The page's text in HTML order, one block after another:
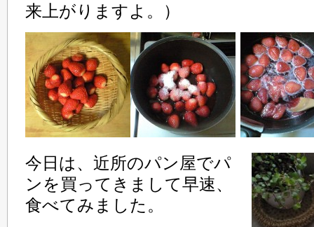
来上がりますよ。）
今日は、近所のパン屋でパ
ンを買ってきまして早速、
食べてみました。